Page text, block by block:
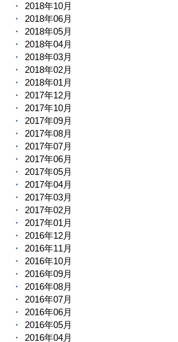
2018年10月
2018年06月
2018年05月
2018年04月
2018年03月
2018年02月
2018年01月
2017年12月
2017年10月
2017年09月
2017年08月
2017年07月
2017年06月
2017年05月
2017年04月
2017年03月
2017年02月
2017年01月
2016年12月
2016年11月
2016年10月
2016年09月
2016年08月
2016年07月
2016年06月
2016年05月
2016年04月